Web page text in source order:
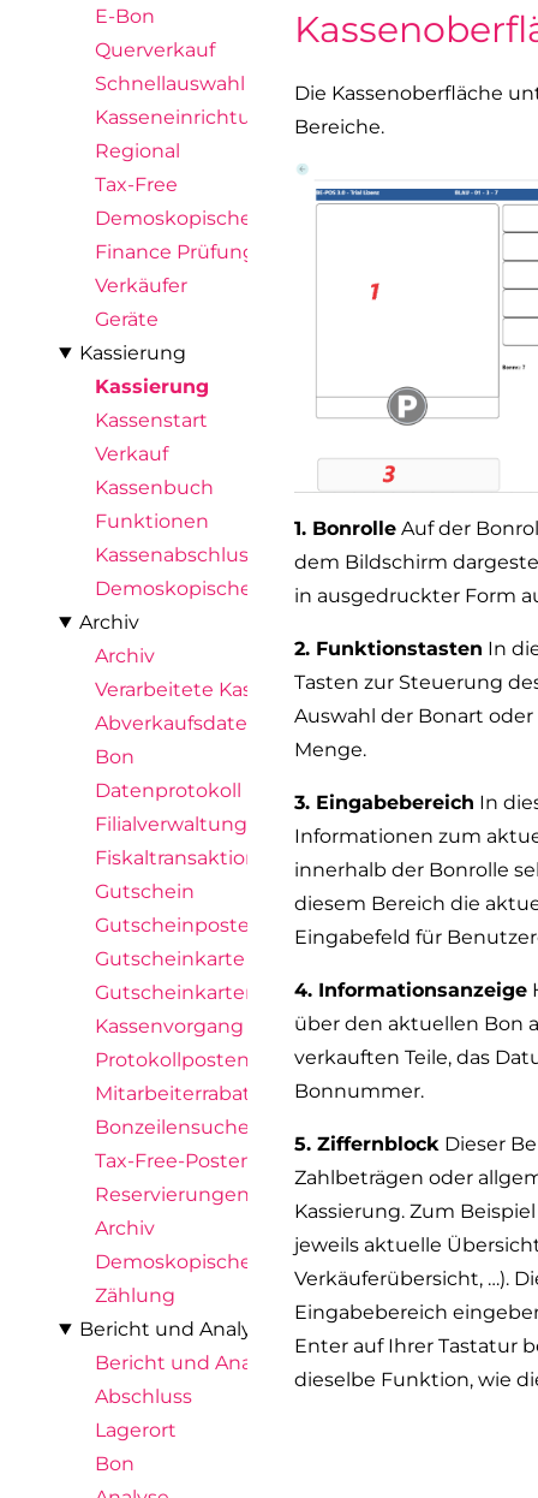
E-Bon
Querverkauf
Schnellauswahl
Kasseneinrichtung
Regional
Tax-Free
Demoskopische Abfrage
Finance Prüfungen
Verkäufer
Geräte
Kassierung
Kassierung
Kassenstart
Verkauf
Kassenbuch
Funktionen
Kassenabschluss
Demoskopische Abfrage
Archiv
Archiv
Verarbeitete Kassenimporte
Abverkaufsdaten
Bon
Datenprotokoll
Filialverwaltungsposten
Fiskaltransaktion
Gutschein
Gutscheinposten
Gutscheinkarte
Gutscheinkartenposten
Kassenvorgang
Protokollposten
Mitarbeiterrabattposten
Bonzeilensuche
Tax-Free-Posten
Reservierungen
Archiv
Demoskopische Ergebnisse
Zählung
Bericht und Analyse
Bericht und Analyse
Abschluss
Lagerort
Bon
Die Kassenoberfläche
Bereiche.
1. Bonrolle Auf der
dem Bildschirm
in ausgedruckter Form
2. Funktionstasten In
Tasten zur Steuerung
Auswahl der Bonart
Menge.
3. Eingabebereich In
Informationen zum
innerhalb der Bonrolle
diesem Bereich die
Eingabefeld für
4. Informationsanzeige
über den aktuellen Bon
verkauften Teile, das
Bonnummer.
5. Ziffernblock Dieser
Zahlbeträgen oder
Kassierung. Zum
jeweils aktuelle
Verkäuferübersicht, …).
Eingabebereich
Enter auf Ihrer Tastatur
dieselbe Funktion, wie